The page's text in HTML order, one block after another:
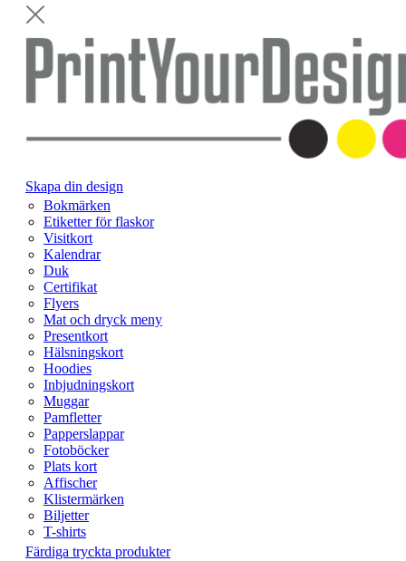
Skapa din design
Bokmärken
Etiketter för flaskor
Visitkort
Kalendrar
Duk
Certifikat
Flyers
Mat och dryck meny
Presentkort
Hälsningskort
Hoodies
Inbjudningskort
Muggar
Pamfletter
Papperslappar
Fotoböcker
Plats kort
Affischer
Klistermärken
Biljetter
T-shirts
Färdiga tryckta produkter